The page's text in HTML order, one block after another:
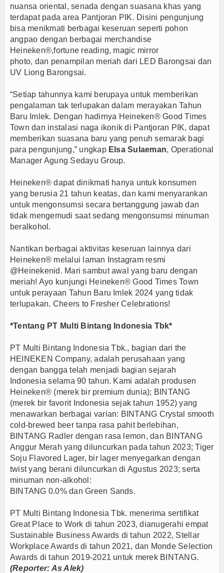
nuansa oriental, senada dengan suasana khas yang
terdapat pada area Pantjoran PIK. Disini pengunjung
bisa menikmati berbagai keseruan seperti pohon
angpao dengan berbagai merchandise
Heineken®,fortune reading, magic mirror
photo, dan penampilan meriah dari LED Barongsai dan
UV Liong Barongsai.
“Setiap tahunnya kami berupaya untuk memberikan
pengalaman tak terlupakan dalam merayakan Tahun
Baru Imlek. Dengan hadirnya Heineken® Good Times
Town dan instalasi naga ikonik di Pantjoran PIK, dapat
memberikan suasana baru yang penuh semarak bagi
para pengunjung,” ungkap ElsaSulaeman, Operational
Manager Agung Sedayu Group.
Heineken® dapat dinikmati hanya untuk konsumen
yang berusia 21 tahun keatas, dan kami menyarankan
untuk mengonsumsi secara bertanggung jawab dan
tidak mengemudi saat sedang mengonsumsi minuman
beralkohol.
Nantikan berbagai aktivitas keseruan lainnya dari
Heineken® melalui laman Instagram resmi
@Heinekenid. Mari sambut awal yang baru dengan
meriah! Ayo kunjungi Heineken® Good Times Town
untuk perayaan Tahun Baru Imlek 2024 yang tidak
terlupakan. Cheers to Fresher Celebrations!
*Tentang PT Multi Bintang Indonesia Tbk*
PT Multi Bintang Indonesia Tbk., bagian dari the
HEINEKEN Company, adalah perusahaan yang
dengan bangga telah menjadi bagian sejarah
Indonesia selama 90 tahun. Kami adalah produsen
Heineken® (merek bir premium dunia); BINTANG
(merek bir favorit Indonesia sejak tahun 1952) yang
menawarkan berbagai varian: BINTANG Crystal smooth
cold-brewed beer tanpa rasa pahit berlebihan,
BINTANG Radler dengan rasa lemon, dan BINTANG
Anggur Merah yang diluncurkan pada tahun 2023; Tiger
Soju Flavored Lager, bir lager menyegarkan dengan
twist yang berani diluncurkan di Agustus 2023; serta
minuman non-alkohol:
BINTANG 0.0% dan Green Sands.
PT Multi Bintang Indonesia Tbk. menerima sertifikat
Great Place to Work di tahun 2023, dianugerahi empat
Sustainable Business Awards di tahun 2022, Stellar
Workplace Awards di tahun 2021, dan Monde Selection
Awards di tahun 2019-2021 untuk merek BINTANG.
(Reporter: As Alek)